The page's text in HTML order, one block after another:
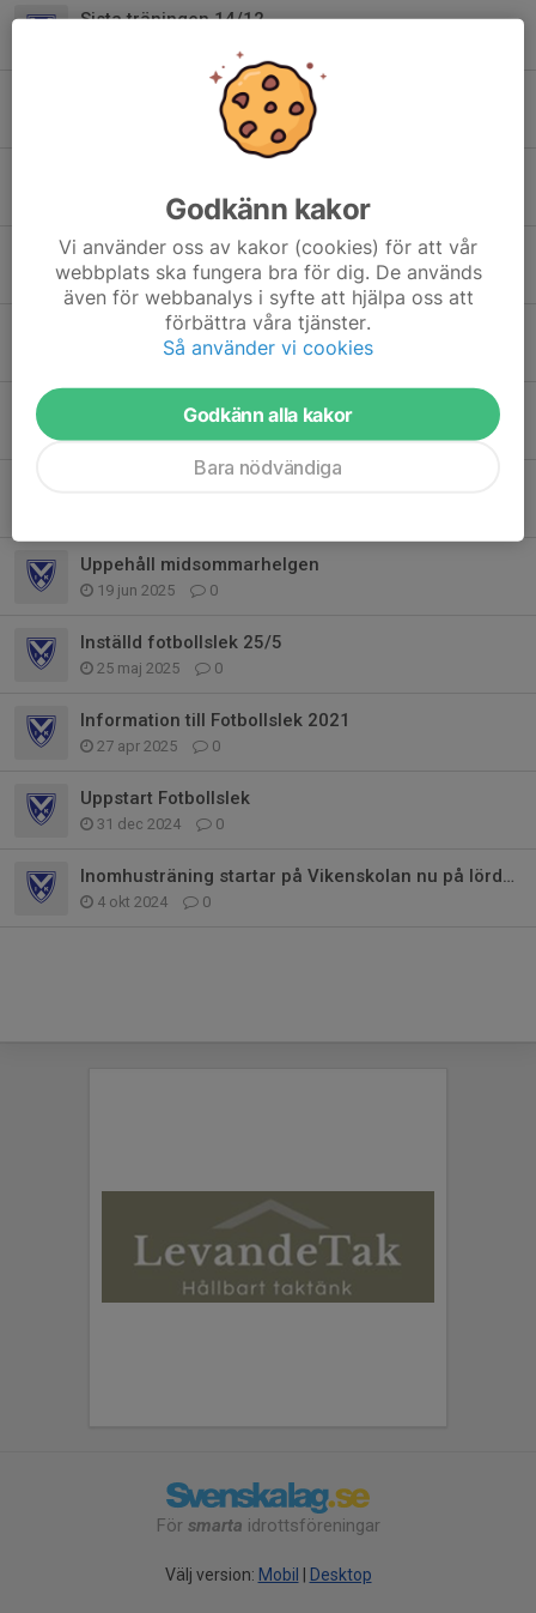
Sista träningen 14/12
0
14 okt 2025 0
Träningen Inställt
4 okt 2025 0
Inställd träning
14 sep 2025 0
Välkommen till fotbollslek
Uppehåll midsommarhelgen
19 jun 2025 0
Inställd fotbollslek 25/5
25 maj 2025 0
Information till Fotbollslek 2021
27 apr 2025 0
Uppstart Fotbollslek
31 dec 2024 0
Inomhusträning startar på Vikenskolan nu på lördag den 5 okt kl. 9
4 okt 2024 0
För smarta idrottsföreningar
Välj version: Mobil | Desktop
Godkänn kakor
Vi använder oss av kakor (cookies) för att vår
webbplats ska fungera bra för dig. De används
även för webbanalys i syfte att hjälpa oss att
förbättra våra tjänster.
Så använder vi cookies
Godkänn alla kakor
Bara nödvändiga